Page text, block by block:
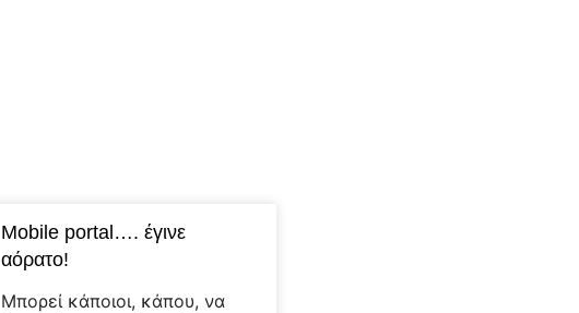
Μοbile portal…. έγινε
αόρατο!
Μπορεί κάποιοι, κάπου, να